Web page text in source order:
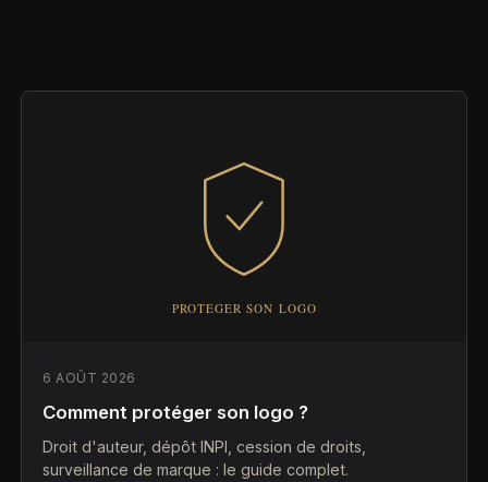
6 AOÛT 2026
Comment protéger son logo ?
Droit d'auteur, dépôt INPI, cession de droits,
surveillance de marque : le guide complet.